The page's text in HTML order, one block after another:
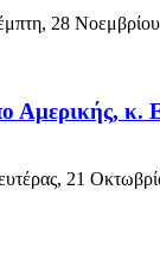
28 Νοεμβρίου
Αμερικής, κ.
21